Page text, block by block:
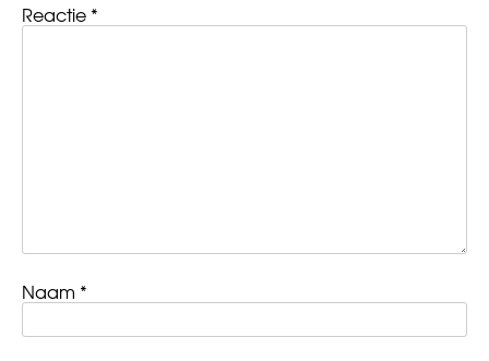
Reactie *
Naam *